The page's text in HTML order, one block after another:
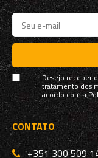
Desejo receber
tratamento dos
acordo com a
CONTATO
+351 300 509